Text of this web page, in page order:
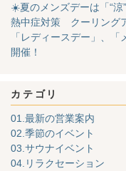
☀️夏のメンズデーは「“涼
熱中症対策 クーリング
「レディースデー」、
開催！
カテゴリ
01.最新の営業案内
02.季節のイベント
03.サウナイベント
04.リラクセーション